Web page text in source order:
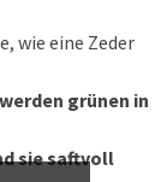
wie eine Zeder
grünen in
sie saftvoll